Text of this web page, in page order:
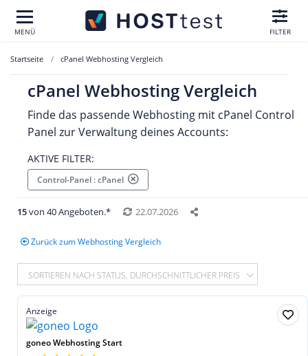
MENÜ FILTER
Startseite cPanel Webhosting Vergleich
cPanel Webhosting Vergleich
Finde das passende Webhosting mit cPanel Control
Panel zur Verwaltung deines Accounts:
AKTIVE FILTER:
Control-Panel : cPanel
15von 40 Angeboten.* 22.07.2026
Zurück zum Webhosting Vergleich
SORTIEREN NACH STATUS, DURCHSCHNITTLICHER PREIS
Anzeige
goneo Webhosting Start